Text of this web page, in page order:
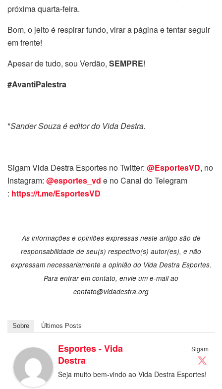
próxima quarta-feira.
Bom, o jeito é respirar fundo, virar a página e tentar seguir
em frente!
Apesar de tudo, sou Verdão, SEMPRE!
#AvantiPalestra
*Sander Souza é editor do Vida Destra.
Sigam Vida Destra Esportes no Twitter: @EsportesVD, no
Instagram: @esportes_vd e no Canal do Telegram
: https://t.me/EsportesVD
As informações e opiniões expressas neste artigo são de
responsabilidade de seu(s) respectivo(s) autor(es), e não
expressam necessariamente a opinião do Vida Destra Esportes.
Para entrar em contato, envie um e-mail ao
contato@vidadestra.org
Sobre Últimos Posts
Sigam
Esportes - Vida
Destra
Seja muito bem-vindo ao Vida Destra Esportes!